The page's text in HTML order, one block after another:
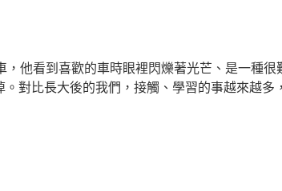
他看到喜歡的車時眼裡閃爍著光芒、是一種
對比長大後的我們，接觸、學習的事越來越